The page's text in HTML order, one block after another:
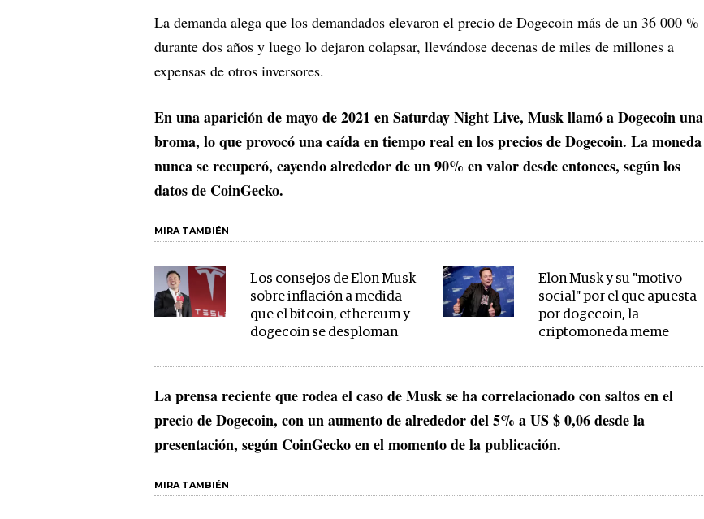
La demanda alega que los demandados elevaron el precio de Dogecoin más de un 36 000 %
durante dos años y luego lo dejaron colapsar, llevándose decenas de miles de millones a
expensas de otros inversores.
En una aparición de mayo de 2021 en Saturday Night Live, Musk llamó a Dogecoin una
broma, lo que provocó una caída en tiempo real en los precios de Dogecoin. La moneda
nunca se recuperó, cayendo alrededor de un 90% en valor desde entonces, según los
datos de CoinGecko.
MIRA TAMBIÉN
Los consejos de Elon Musk
sobre inflación a medida
que el bitcoin, ethereum y
dogecoin se desploman
Elon Musk y su "motivo
social" por el que apuesta
por dogecoin, la
criptomoneda meme
La prensa reciente que rodea el caso de Musk se ha correlacionado con saltos en el
precio de Dogecoin, con un aumento de alrededor del 5% a US $ 0,06 desde la
presentación, según CoinGecko en el momento de la publicación.
MIRA TAMBIÉN